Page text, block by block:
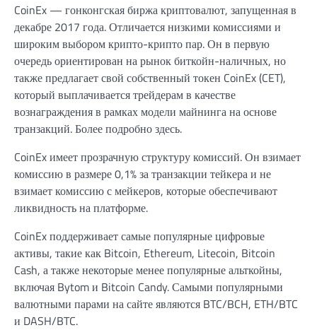
CoinEx — гонконгская биржа криптовалют, запущенная в
декабре 2017 года. Отличается низкими комиссиями и
широким выбором крипто-крипто пар. Он в первую
очередь ориентирован на рынок биткойн-наличных, но
также предлагает свой собственный токен CoinEx (CET),
который выплачивается трейдерам в качестве
вознаграждения в рамках модели майнинга на основе
транзакций. Более подробно здесь.
CoinEx имеет прозрачную структуру комиссий. Он взимает
комиссию в размере 0,1% за транзакции тейкера и не
взимает комиссию с мейкеров, которые обеспечивают
ликвидность на платформе.
CoinEx поддерживает самые популярные цифровые
активы, такие как Bitcoin, Ethereum, Litecoin, Bitcoin
Cash, а также некоторые менее популярные альткойны,
включая Bytom и Bitcoin Candy. Самыми популярными
валютными парами на сайте являются BTC/BCH, ETH/BTC
и DASH/BTC.